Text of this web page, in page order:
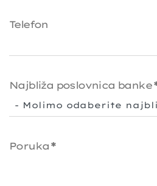
Telefon
Najbliža poslovnica banke
Poruka *